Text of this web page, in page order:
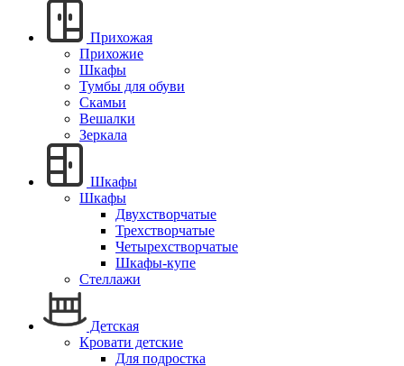
Прихожая
Прихожие
Шкафы
Тумбы для обуви
Скамьи
Вешалки
Зеркала
Шкафы
Шкафы
Двухстворчатые
Трехстворчатые
Четырехстворчатые
Шкафы-купе
Стеллажи
Детская
Кровати детские
Для подростка